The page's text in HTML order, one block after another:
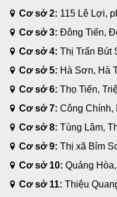
Cơ sở 2: 115 Lê Lợi,
Cơ sở 3: Đông Tiến,
Cơ sở 4: Thị Trấn Bút
Cơ sở 5: Hà Sơn, Hà
Cơ sở 6: Thọ Tiến,
Cơ sở 7: Công Chính,
Cơ sở 8: Tùng Lâm,
Cơ sở 9: Thị xã Bỉm
Cơ sở 10: Quảng
Cơ sở 11: Thiệu